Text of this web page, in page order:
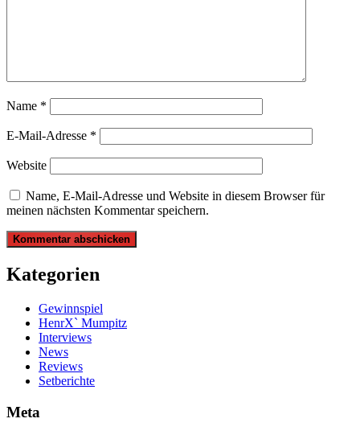
Name *
E-Mail-Adresse *
Website
Name, E-Mail-Adresse und Website in diesem Browser für
meinen nächsten Kommentar speichern.
Kategorien
Gewinnspiel
HenrX` Mumpitz
Interviews
News
Reviews
Setberichte
Meta